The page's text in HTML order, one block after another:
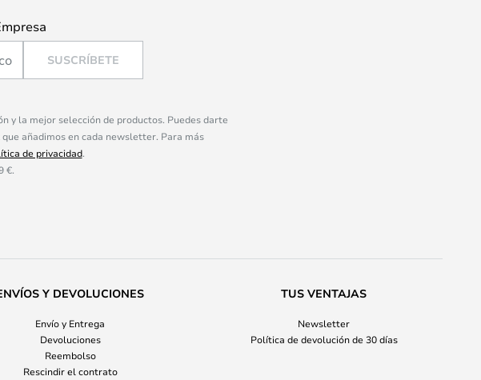
SUSCRÍBETE
y la mejor selección de productos. Puedes darte
añadimos en cada newsletter. Para más
de privacidad.
€.
Y DEVOLUCIONES
Envío y Entrega
Devoluciones
Reembolso
Rescindir el contrato
TUS VENTAJAS
Newsletter
Política de devolución de 30 días